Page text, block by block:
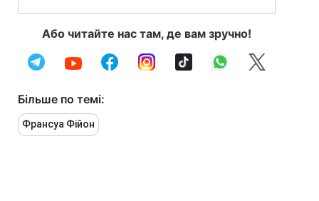
Або читайте нас там, де вам зручно!
Більше по темі:
Франсуа Фійон